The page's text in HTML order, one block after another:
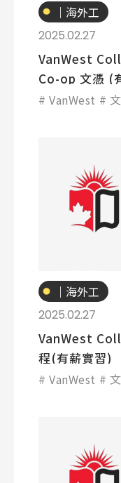
Latest News
Promotion
Program
｜海外工
讀
2025.02.27
VanWest
Co-op 文憑 (
VanWest
｜海外工
讀
2025.02.27
VanWest
程(有薪實習)
VanWest